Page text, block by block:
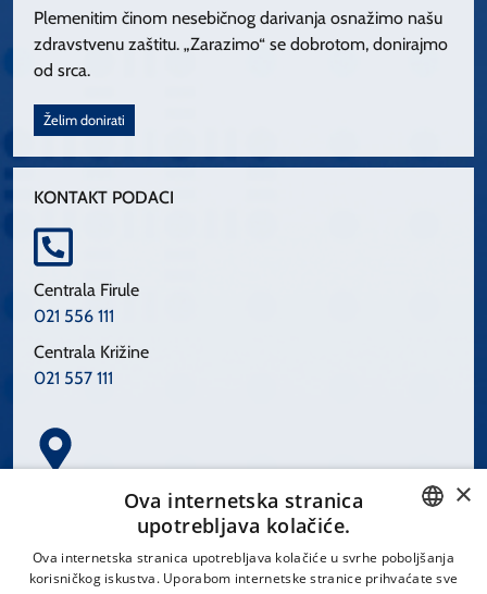
Plemenitim činom nesebičnog darivanja osnažimo našu
zdravstvenu zaštitu. „Zarazimo“ se dobrotom, donirajmo
od srca.
Želim donirati
KONTAKT PODACI
Centrala Firule
021 556 111
Centrala Križine
021 557 111
Spinčićeva 1, 21000 Split
CROATIAN
×
Ova internetska stranica
upotrebljava kolačiće.
Ova internetska stranica upotrebljava kolačiće u svrhe poboljšanja
korisničkog iskustva. Uporabom internetske stranice prihvaćate sve